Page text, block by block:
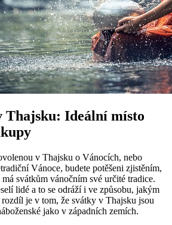
Thajsku: Ideální místo
v Thajsku o Vánocích, nebo
Vánoce, budete potěšeni zjistěním,
svátkům vánočním své určité tradice.
lidé a to se odráží i ve způsobu, jakým
je v tom, že svátky v Thajsku jsou
jako v západních zemích.